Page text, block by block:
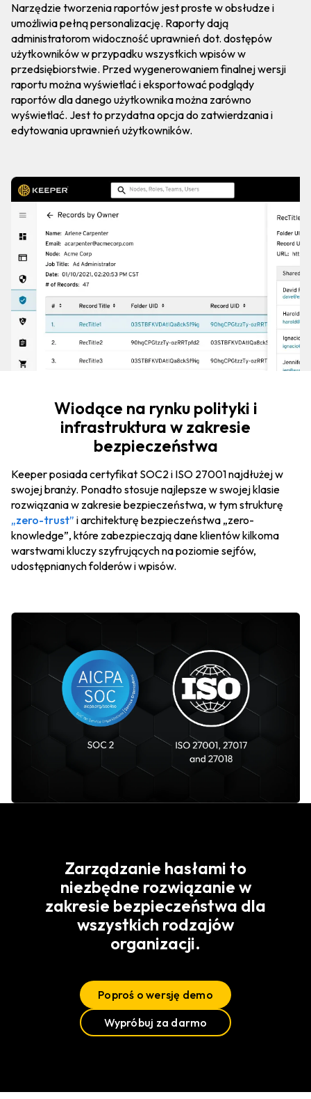
Narzędzie tworzenia raportów jest proste w obsłudze i
umożliwia pełną personalizację. Raporty dają
administratorom widoczność uprawnień dot. dostępów
użytkowników w przypadku wszystkich wpisów w
przedsiębiorstwie. Przed wygenerowaniem finalnej wersji
raportu można wyświetlać i eksportować podglądy
raportów dla danego użytkownika można zarówno
wyświetlać. Jest to przydatna opcja do zatwierdzania i
edytowania uprawnień użytkowników.
Wiodące na rynku polityki i
infrastruktura w zakresie
bezpieczeństwa
Keeper posiada certyfikat SOC2 i ISO 27001 najdłużej w
swojej branży. Ponadto stosuje najlepsze w swojej klasie
rozwiązania w zakresie bezpieczeństwa, w tym strukturę
„zero-trust” i architekturę bezpieczeństwa „zero-
knowledge”, które zabezpieczają dane klientów kilkoma
warstwami kluczy szyfrujących na poziomie sejfów,
udostępnianych folderów i wpisów.
Zarządzanie hasłami to
niezbędne rozwiązanie w
zakresie bezpieczeństwa dla
wszystkich rodzajów
organizacji.
Poproś o wersję demo
Wypróbuj za darmo